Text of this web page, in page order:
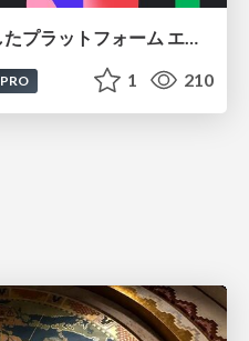
AIエージェントを前提としたプラットフォーム エンジニアリング：GKEで作るAgent-Ready Golden Path
PRO 1 210